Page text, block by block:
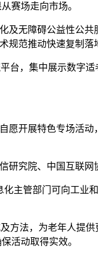
赛场走向市场。
无障碍公益性公共
规范推动快速复制落
，集中展示数字适
开展特色专场活动
究院、中国互联网
主管部门可向工业
法，为老年人提
活动取得实效。